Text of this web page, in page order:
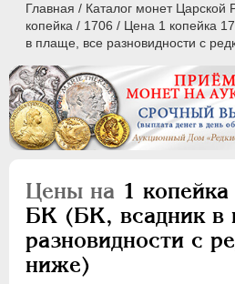
Главная / Каталог монет Царской
копейка / 1706 / Цена 1 копейка
в плаще, все разновидности с
Цены на 1
БК (БК, всадник в
разновидности с
ниже)
ПEТР I 1699 - 1725
Серебро
Медь
5 копеек
1 копейка